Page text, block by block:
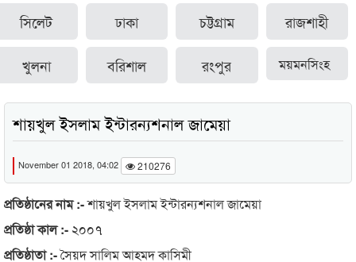
সিলেট ঢাকা চট্টগ্রাম রাজশাহী
খুলনা বরিশাল রংপুর ময়মনসিংহ
শায়খুল ইসলাম ইন্টারন্যশনাল জামেয়া
November 01 2018, 04:02 210276
প্রতিষ্ঠানের নাম :-শায়খুল ইসলাম ইন্টারন্যশনাল জামেয়া
প্রতিষ্ঠা কাল :- ২০০৭
প্রতিষ্ঠাতা :-সৈয়দ সালিম আহমদ কাসিমী